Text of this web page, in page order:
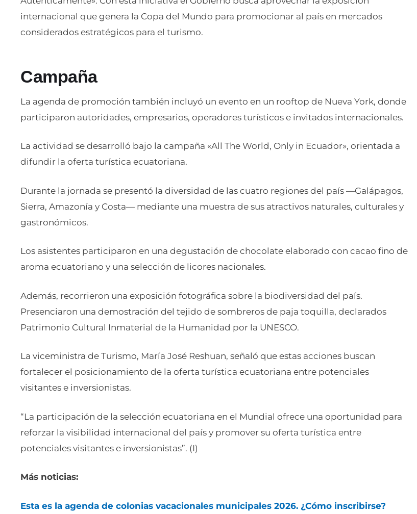
internacional que genera la Copa del Mundo para promocionar al país en mercados
considerados estratégicos para el turismo.
Campaña
La agenda de promoción también incluyó un evento en un rooftop de Nueva York, donde
participaron autoridades, empresarios, operadores turísticos e invitados internacionales.
La actividad se desarrolló bajo la campaña «All The World, Only in Ecuador», orientada a
difundir la oferta turística ecuatoriana.
Durante la jornada se presentó la diversidad de las cuatro regiones del país —Galápagos,
Sierra, Amazonía y Costa— mediante una muestra de sus atractivos naturales, culturales y
gastronómicos.
Los asistentes participaron en una degustación de chocolate elaborado con cacao fino de
aroma ecuatoriano y una selección de licores nacionales.
Además, recorrieron una exposición fotográfica sobre la biodiversidad del país.
Presenciaron una demostración del tejido de sombreros de paja toquilla, declarados
Patrimonio Cultural Inmaterial de la Humanidad por la UNESCO.
La viceministra de Turismo, María José Reshuan, señaló que estas acciones buscan
fortalecer el posicionamiento de la oferta turística ecuatoriana entre potenciales
visitantes e inversionistas.
“La participación de la selección ecuatoriana en el Mundial ofrece una oportunidad para
reforzar la visibilidad internacional del país y promover su oferta turística entre
potenciales visitantes e inversionistas”. (I)
Más noticias:
Esta es la agenda de colonias vacacionales municipales 2026. ¿Cómo inscribirse?